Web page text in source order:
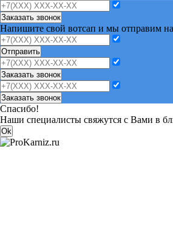
Заказать звонок
Напишите свой вотсап и мы отправим
Отправить
Заказать звонок
Заказать звонок
Спасибо!
Наши специалисты свяжутся с Вами в
Ok